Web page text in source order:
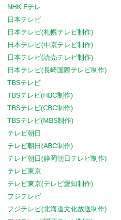
NHK Eテレ
日本テレビ
日本テレビ(札幌テレビ制作)
日本テレビ(中京テレビ制作)
日本テレビ(読売テレビ制作)
日本テレビ(長崎国際テレビ制作)
TBSテレビ
TBSテレビ(HBC制作)
TBSテレビ(CBC制作)
TBSテレビ(MBS制作)
テレビ朝日
テレビ朝日(ABC制作)
テレビ朝日(静岡朝日テレビ制作)
テレビ東京
テレビ東京(テレビ愛知制作)
フジテレビ
フジテレビ(北海道文化放送制作)